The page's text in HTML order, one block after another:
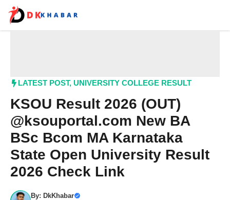
content
LATEST POST, UNIVERSITY COLLEGE RESULT
KSOU Result 2026 (OUT)
@ksouportal.com New BA
BSc Bcom MA Karnataka
State Open University Result
2026 Check Link
By: DkKhabar